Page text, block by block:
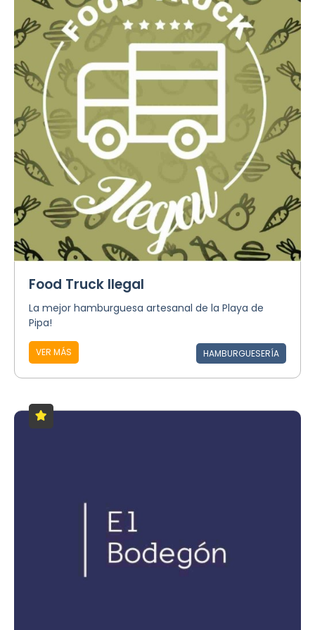
Food Truck Ilegal
La mejor hamburguesa artesanal de la Playa de
Pipa!
VER MÁS HAMBURGUESERÍA